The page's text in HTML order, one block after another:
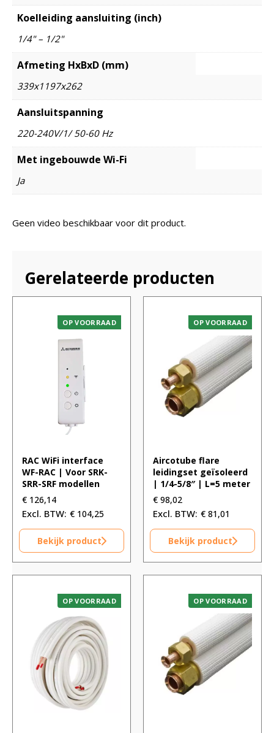
Koelleiding aansluiting (inch)
1/4" – 1/2"
Afmeting HxBxD (mm)
339x1197x262
Aansluitspanning
220-240V/1/ 50-60 Hz
Met ingebouwde Wi-Fi
Ja
Geen video beschikbaar voor dit product.
Gerelateerde producten
OP VOORRAAD
RAC WiFi interface
WF-RAC | Voor SRK-
SRR-SRF modellen
€ 126,14
€ 104,25
Bekijk product
OP VOORRAAD
Aircotube flare
leidingset geïsoleerd
| 1/4-5/8″ | L=5 meter
€ 98,02
€ 81,01
Bekijk product
OP VOORRAAD OP VOORRAAD